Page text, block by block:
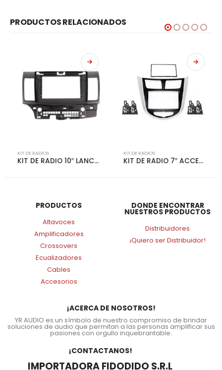
PRODUCTOS RELACIONADOS
KIT DE RADIOS
KIT DE RADIO 10″ LANCER 10 | 4246
KIT DE RADIOS
KIT DE RADIO 7″ ACCENT 10-14 | 3688
PRODUCTOS
Altavoces
Amplificadores
Crossovers
Ecualizadores
Cables
Accesorios
DONDE ENCONTRAR
NUESTROS PRODUCTOS
Distribuidores
¡Quiero ser Distribuidor!
¡ACERCA DE NOSOTROS!
YR AUDIO es un símbolo de nuestro compromiso de brindar
soluciones de audio que permitan a las personas amplificar sus
pasiones con orgullo inquebrantable.
¡CONTACTANOS!
IMPORTADORA FIDODIDO S.R.L